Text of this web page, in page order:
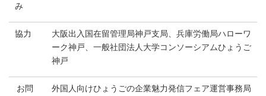
み
協力
大阪出入国在留管理局神戸支局、兵庫労働局ハローワ
ーク神戸、一般社団法人大学コンソーシアムひょうご
神戸
お問
外国人向けひょうごの企業魅力発信フェア運営事務局